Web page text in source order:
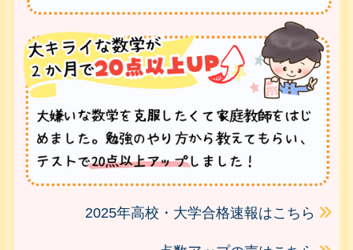
2025年高校・大学合格速報はこちら